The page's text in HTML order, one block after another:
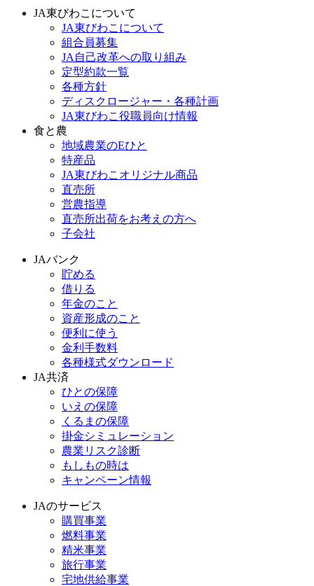
JA東びわこについて
JA東びわこについて
組合員募集
JA自己改革への取り組み
定型約款一覧
各種方針
ディスクロージャー・各種計画
JA東びわこ役職員向け情報
食と農
地域農業のEひと
特産品
JA東びわこオリジナル商品
直売所
営農指導
直売所出荷をお考えの方へ
子会社
JAバンク
貯める
借りる
年金のこと
資産形成のこと
便利に使う
金利手数料
各種様式ダウンロード
JA共済
ひとの保障
いえの保障
くるまの保障
掛金シミュレーション
農業リスク診断
もしもの時は
キャンペーン情報
JAのサービス
購買事業
燃料事業
精米事業
旅行事業
宅地供給事業